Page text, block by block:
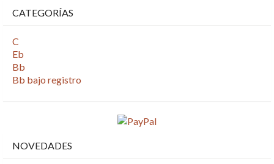
CATEGORÍAS
C
Eb
Bb
Bb bajo registro
NOVEDADES